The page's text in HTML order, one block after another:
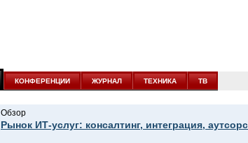
новых условиях
КОНФЕРЕНЦИИ ЖУРНАЛ ТЕХНИКА ТВ
Обзор
Рынок ИТ-услуг: консалтинг, интеграция,